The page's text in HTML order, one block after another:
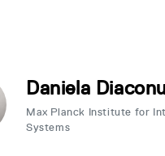
Daniela
Max Planck Institute for
Systems